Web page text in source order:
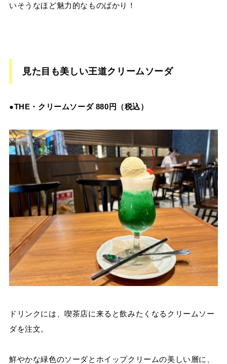
いそうなほど魅力的なものばかり！
見た目も美しい王道クリームソーダ
●THE・クリームソーダ 880円（税込）
ドリンクには、喫茶店に来ると飲みたくなるクリームソー
ダを注文。
鮮やかな緑色のソーダとホイップクリームの美しい層に、